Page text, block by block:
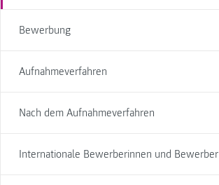
Bewerbung
Aufnahmeverfahren
Nach dem Aufnahmeverfahren
Internationale Bewerberinnen und Bewerber